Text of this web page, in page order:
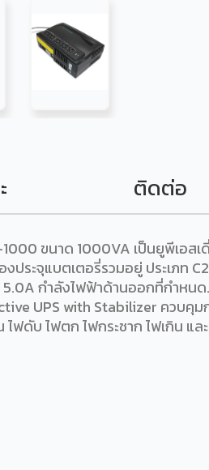
ติดต่อ
ขนาด 1000VA เป็นยูพีเอส
ประจุแบตเตอรี่รวมอยู่ ประเภท
กำลังไฟฟ้าด้านออกที่กำหน
UPS with Stabilizer ควบคุม
ไฟดับ ไฟตก ไฟกระชาก ไฟเกิน